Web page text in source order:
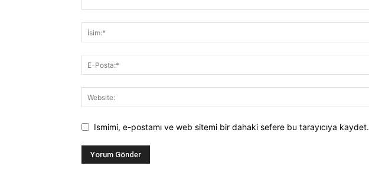
Ismimi, e-postamı ve web sitemi bir dahaki sefere bu tarayıcıya kaydet.